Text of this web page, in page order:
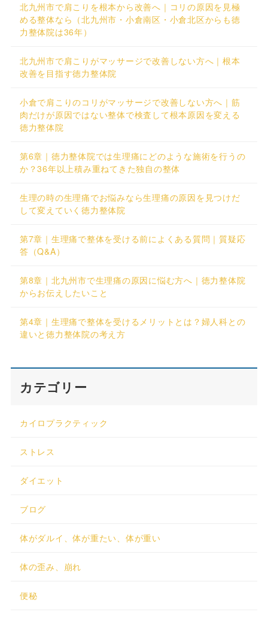
北九州市で肩こりを根本から改善へ｜コリの原因を見極
める整体なら（北九州市・小倉南区・小倉北区からも徳
力整体院は36年）
北九州市で肩こりがマッサージで改善しない方へ｜根本
改善を目指す徳力整体院
小倉で肩こりのコリがマッサージで改善しない方へ｜筋
肉だけが原因ではない整体で検査して根本原因を変える
徳力整体院
第6章｜徳力整体院では生理痛にどのような施術を行うの
か？36年以上積み重ねてきた独自の整体
生理の時の生理痛でお悩みなら生理痛の原因を見つけだ
して変えていく徳力整体院
第7章｜生理痛で整体を受ける前によくある質問｜質疑応
答（Q&A）
第8章｜北九州市で生理痛の原因に悩む方へ｜徳力整体院
からお伝えしたいこと
第4章｜生理痛で整体を受けるメリットとは？婦人科との
違いと徳力整体院の考え方
カテゴリー
カイロプラクティック
ストレス
ダイエット
ブログ
体がダルイ、体が重たい、体が重い
体の歪み、崩れ
便秘